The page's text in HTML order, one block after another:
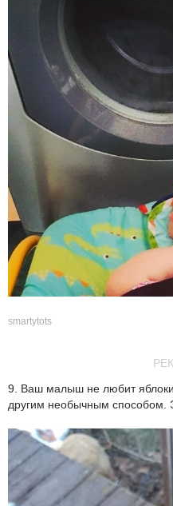
smartytots
9. Ваш малыш не любит
другим необычным способом.